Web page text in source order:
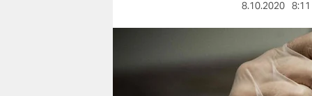
nord
wahrheit
8.10.2020